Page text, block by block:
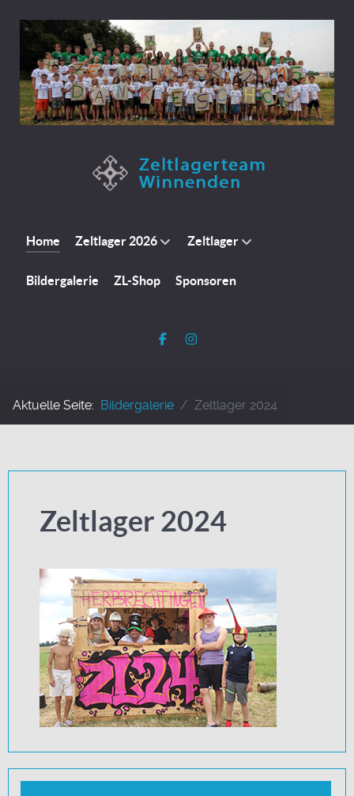
Home Zeltlager 2026 Zeltlager
Bildergalerie ZL-Shop Sponsoren
Aktuelle Seite: Bildergalerie Zeltlager 2024
Zeltlager 2024